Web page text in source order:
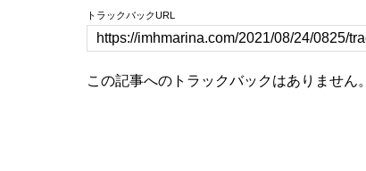
トラックバックURL
この記事へのトラックバックはありません。